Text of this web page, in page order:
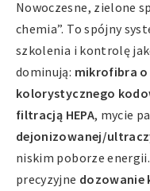
Nowoczesne, zielone
chemia”. To spójny
szkolenia i kontrolę
dominują: mikrofibra
kolorystycznego
filtracją HEPA, mycie
dejonizowanej/
niskim poborze
precyzyjne